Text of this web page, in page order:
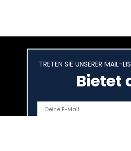
TRETEN SIE UNSERER MAIL-
Bietet